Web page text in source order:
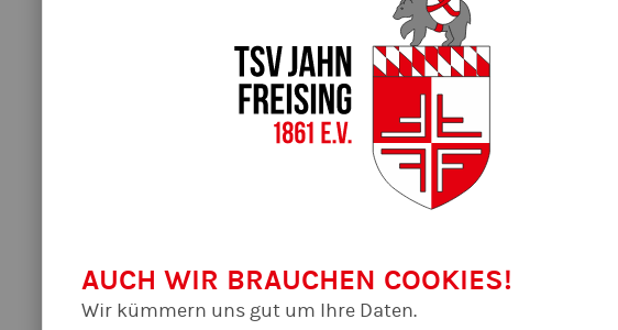
AUCH WIR BRAUCHEN COOKIES!
Wir kümmern uns gut um Ihre Daten.